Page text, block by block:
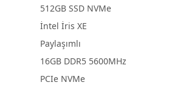
512GB SSD NVMe
İntel İris XE
Paylaşımlı
16GB DDR5 5600MHz
PCIe NVMe